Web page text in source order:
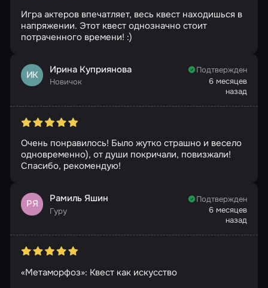
Игра актеров впечатляет, весь квест находишься в
напряжении. Этот квест однозначно стоит
потраченного времени! :)
ИК Ирина Куприянова
Новичок
Подтвержден
6 месяцев
назад
Очень понравилось! Было жутко страшно и весело
одновременно), от души покричали, повизжали!
Спасибо, рекомендую!
РЯ Рамиль Яшин
Гуру
Подтвержден
6 месяцев
назад
«Метаморфоз»: Квест как искусство